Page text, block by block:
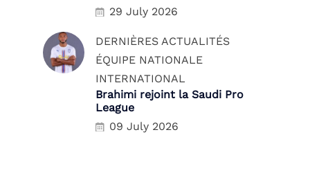
29 July 2026
DERNIÈRES ACTUALITÉS
ÉQUIPE NATIONALE
INTERNATIONAL
Brahimi rejoint la Saudi Pro
League
09 July 2026